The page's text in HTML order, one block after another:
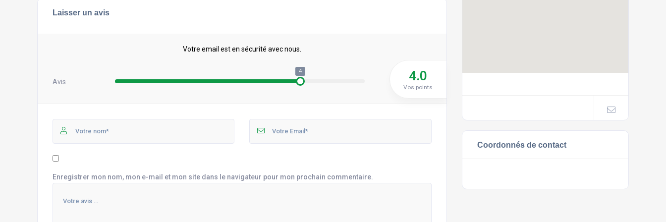
Laisser un avis
Votre email est en sécurité avec nous.
Avis
4 4.0
Vos points
Enregistrer mon nom, mon e-mail et mon site dans le navigateur pour mon prochain commentaire.
Coordonnés de contact